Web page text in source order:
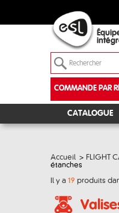
COMMANDE PAR
CATALOGUE
Accueil > FLIGHT
étanches
Il y a 19 produits